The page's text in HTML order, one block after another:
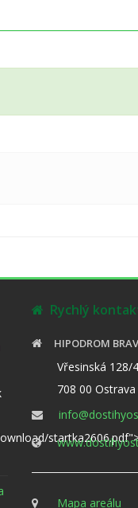
Rychlý
HIPODROM
Vřesinská 128/
708 00 Ostrava
Mapa areálu